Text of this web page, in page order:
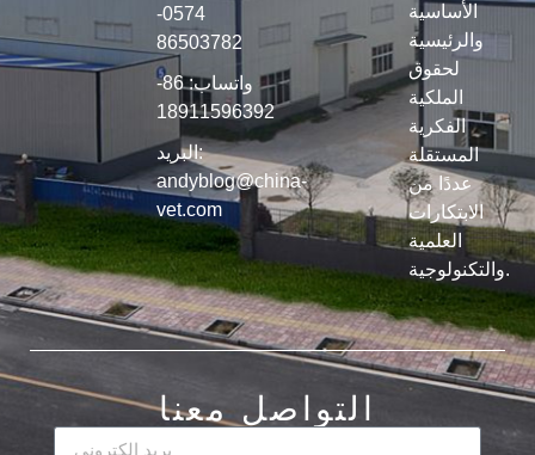
0574-
واتساب: 86-
18911596392
البريد:
andyblog@china-
vet.com
الأساسية
والرئيسية
لحقوق
الملكية
الفكرية
المستقلة
عددًا من
الابتكارات
العلمية
والتكنولوجية.
التواصل معنا